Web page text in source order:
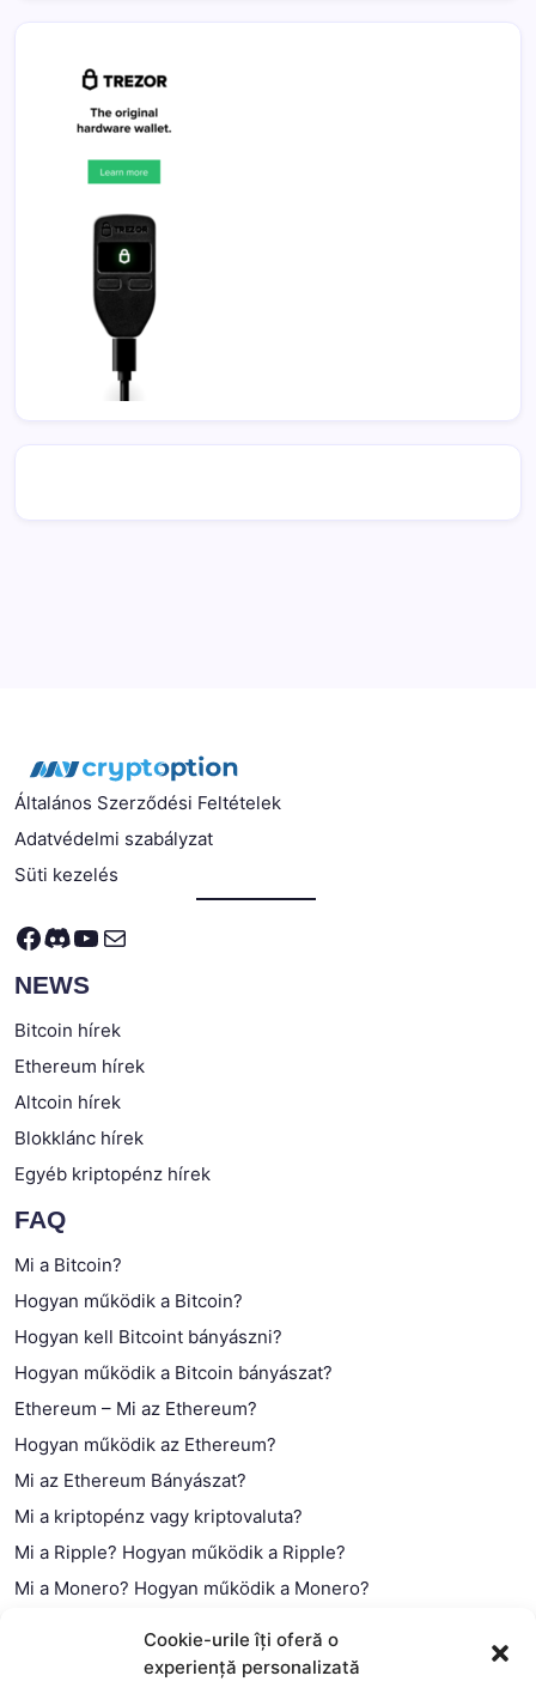
Cookie-urile îți oferă o
experiență personalizată
Általános Szerződési Feltételek
Adatvédelmi szabályzat
Süti kezelés
Facebook
Discord
YouTube
Mail
NEWS
Bitcoin hírek
Ethereum hírek
Altcoin hírek
Blokklánc hírek
Egyéb kriptopénz hírek
FAQ
Mi a Bitcoin?
Hogyan működik a Bitcoin?
Hogyan kell Bitcoint bányászni?
Hogyan működik a Bitcoin bányászat?
Ethereum – Mi az Ethereum?
Hogyan működik az Ethereum?
Mi az Ethereum Bányászat?
Mi a kriptopénz vagy kriptovaluta?
Mi a Ripple? Hogyan működik a Ripple?
Mi a Monero? Hogyan működik a Monero?
Mi a blokklánc (technológia)?